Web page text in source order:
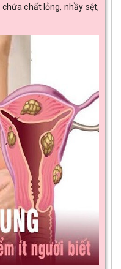
chất lỏng, nhầy sệt,